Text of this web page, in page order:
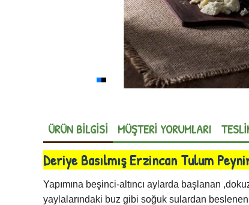
ÜRÜN BILGISI MÜŞTERI YORUMLARI
Deriye Basılmış Erzincan Tulum
Yapımına beşinci-altıncı aylarda başlanan
yaylalarındaki buz gibi soğuk sulardan